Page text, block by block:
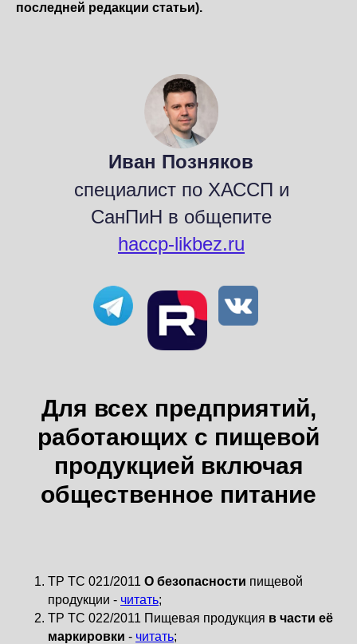
последней редакции статьи).
специалист по ХАССП и
СанПиН в общепите
haccp-likbez.ru
Иван Позняков
Telegram ВКонтакте
RuTube
Для всех предприятий,
работающих с пищевой
продукцией включая
общественное питание
ТР ТС 021/2011 О безопасности пищевой
продукции - читать;
ТР ТС 022/2011 Пищевая продукция в части её
маркировки - читать;